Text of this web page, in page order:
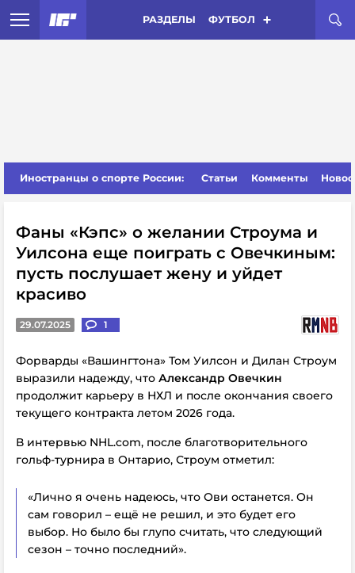
РАЗДЕЛЫ ФУТБОЛ
Иностранцы о спорте России: Статьи Комменты
Фаны «Кэпс» о желании Строума и
Уилсона еще поиграть с Овечкиным:
пусть послушает жену и уйдет
красиво
29.07.2025 1
Форварды «Вашингтона» Том Уилсон и Дилан Строум
выразили надежду, что Александр Овечкин
продолжит карьеру в НХЛ и после окончания своего
текущего контракта летом 2026 года.
В интервью NHL.com, после благотворительного
гольф-турнира в Онтарио, Строум отметил:
«Лично я очень надеюсь, что Ови останется. Он
сам говорил – ещё не решил, и это будет его
выбор. Но было бы глупо считать, что следующий
сезон – точно последний».